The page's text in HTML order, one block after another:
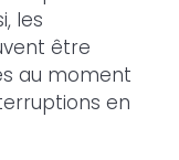
les
être
au moment
en